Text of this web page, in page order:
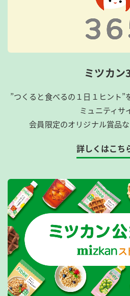
ミツカン
”つくると食べるの１日１ヒント”
ミュニティサ
会員限定のオリジナル賞品
詳しくはこち